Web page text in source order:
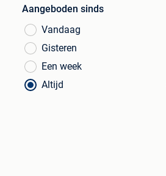
Aangeboden sinds
Vandaag
Gisteren
Een week
Altijd